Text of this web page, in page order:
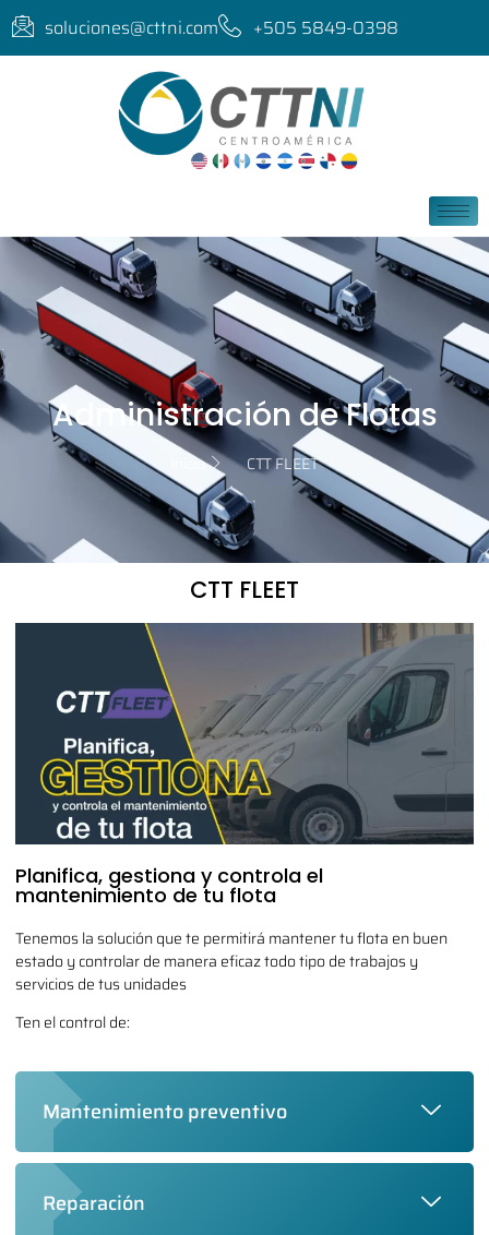
soluciones@cttni.com +505 5849-0398
Administración de Flotas
Inicio CTT FLEET
CTT FLEET
Planifica, gestiona y controla el
mantenimiento de tu flota
Tenemos la solución que te permitirá mantener tu flota en buen
estado y controlar de manera eficaz todo tipo de trabajos y
servicios de tus unidades
Ten el control de:
Mantenimiento preventivo
Reparación